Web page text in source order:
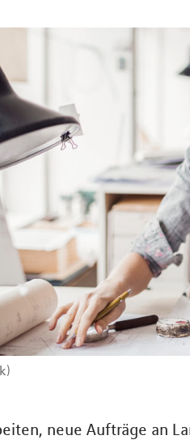
neue Aufträge an